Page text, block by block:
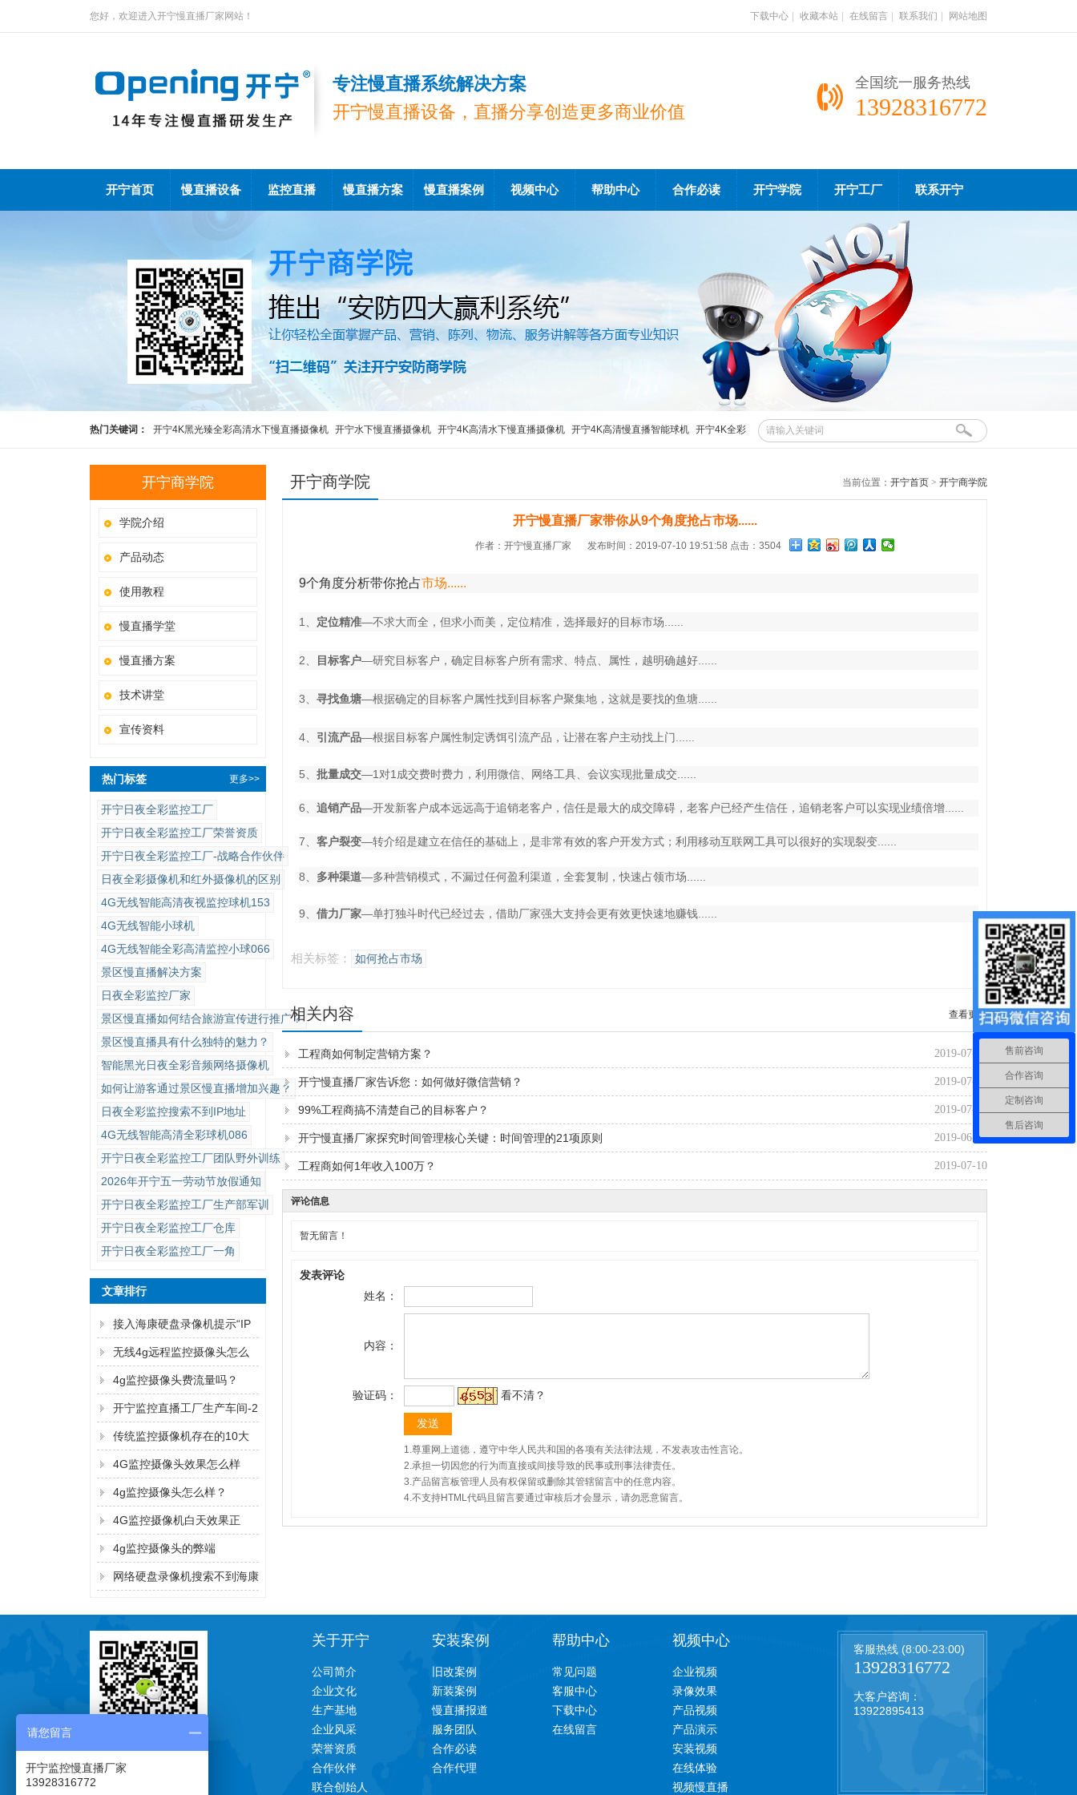
您好，欢迎进入开宁慢直播厂家网站！ 下载中心 收藏本站 在线留言 联系我们 网站地图
专注慢直播系统解决方案
开宁慢直播设备，直播分享创造更多商业价值
全国统一服务热线
13928316772
开宁首页 慢直播设备 监控直播 慢直播方案 慢直播案例 视频中心 帮助中心 合作必读 开宁学院 开宁工厂 联系开宁
热门关键词： 开宁4K黑光臻全彩高清水下慢直播摄像机 开宁水下慢直播摄像机 开宁4K高清水下慢直播摄像机 开宁4K高清慢直播智能球机 开宁4K全彩
高清慢直播智能球机 开宁4K黑光全彩慢直播智能球机
开宁商学院
学院介绍
产品动态
使用教程
慢直播学堂
慢直播方案
技术讲堂
宣传资料
热门标签 更多>>
开宁日夜全彩监控工厂
开宁日夜全彩监控工厂荣誉资质
开宁日夜全彩监控工厂-战略合作伙伴
日夜全彩摄像机和红外摄像机的区别
4G无线智能高清夜视监控球机153
4G无线智能小球机
4G无线智能全彩高清监控小球066
景区慢直播解决方案
日夜全彩监控厂家
景区慢直播如何结合旅游宣传进行推广？
景区慢直播具有什么独特的魅力？
智能黑光日夜全彩音频网络摄像机
如何让游客通过景区慢直播增加兴趣？
日夜全彩监控搜索不到IP地址
4G无线智能高清全彩球机086
开宁日夜全彩监控工厂团队野外训练
2026年开宁五一劳动节放假通知
开宁日夜全彩监控工厂生产部军训
开宁日夜全彩监控工厂仓库
开宁日夜全彩监控工厂一角
文章排行
接入海康硬盘录像机提示“IP
通道异常”解决方法
无线4g远程监控摄像头怎么
连手机
4g监控摄像头费流量吗？
开宁监控直播工厂生产车间-2
传统监控摄像机存在的10大
弊端！
4G监控摄像头效果怎么样
4g监控摄像头怎么样？
4G监控摄像机白天效果正
常，晚上看不清？
4g监控摄像头的弊端
网络硬盘录像机搜索不到海康
法
开宁商学院 当前位置： 开宁首页 > 开宁商学院
开宁慢直播厂家带你从9个角度抢占市场......
作者：开宁慢直播厂家 发布时间：2019-07-10 19:51:58 点击：3504
9个角度分析带你抢占市场......
1、 定位精准—不求大而全，但求小而美，定位精准，选择最好的目标市场......
2、 目标客户—研究目标客户，确定目标客户所有需求、特点、属性，越明确越好......
3、 寻找鱼塘—根据确定的目标客户属性找到目标客户聚集地，这就是要找的鱼塘......
4、 引流产品—根据目标客户属性制定诱饵引流产品，让潜在客户主动找上门......
5、 批量成交—1对1成交费时费力，利用微信、网络工具、会议实现批量成交......
6、 追销产品—开发新客户成本远远高于追销老客户，信任是最大的成交障碍，老客户已经产生信任，追销老客户可以实现业绩倍增......
7、 客户裂变—转介绍是建立在信任的基础上，是非常有效的客户开发方式；利用移动互联网工具可以很好的实现裂变......
8、 多种渠道—多种营销模式，不漏过任何盈利渠道，全套复制，快速占领市场......
9、 借力厂家—单打独斗时代已经过去，借助厂家强大支持会更有效更快速地赚钱......
相关标签： 如何抢占市场
相关内容 查看更多
2019-07-10
工程商如何制定营销方案？
2019-07-10
开宁慢直播厂家告诉您：如何做好微信营销？
2019-07-10
99%工程商搞不清楚自己的目标客户？
2019-06-22
开宁慢直播厂家探究时间管理核心关键：时间管理的21项原则
2019-07-10
工程商如何1年收入100万？
评论信息
暂无留言！
发表评论
姓名：
内容：
验证码： 看不清？
1.尊重网上道德，遵守中华人民共和国的各项有关法律法规，不发表攻击性言论。
2.承担一切因您的行为而直接或间接导致的民事或刑事法律责任。
3.产品留言板管理人员有权保留或删除其管辖留言中的任意内容。
4.不支持HTML代码且留言要通过审核后才会显示，请勿恶意留言。
一对一技术支持
关于开宁
公司简介
企业文化
生产基地
企业风采
荣誉资质
合作伙伴
联合创始人
安装案例
旧改案例
新装案例
慢直播报道
服务团队
合作必读
合作代理
帮助中心
常见问题
客服中心
下载中心
在线留言
视频中心
企业视频
录像效果
产品视频
产品演示
安装视频
在线体验
视频慢直播
客服热线 (8:00-23:00)
13928316772
大客户咨询：
13922895413
售前咨询
合作咨询
定制咨询
售后咨询
请您留言
开宁监控慢直播厂家
13928316772